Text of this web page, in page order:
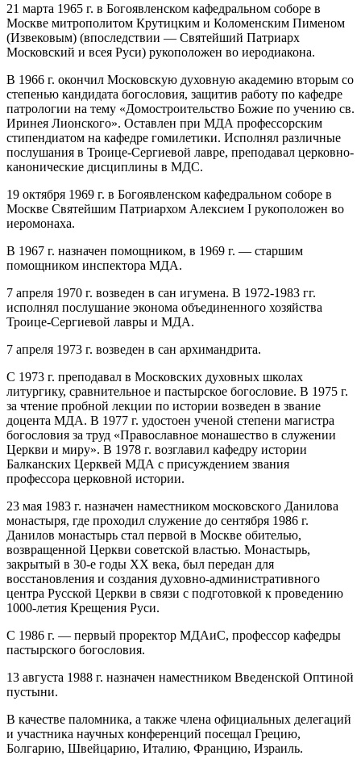
21 марта 1965 г. в Богоявленском кафедральном соборе в
Москве митрополитом Крутицким и Коломенским Пименом
(Извековым) (впоследствии — Святейший Патриарх
Московский и всея Руси) рукоположен во иеродиакона.
В 1966 г. окончил Московскую духовную академию вторым со
степенью кандидата богословия, защитив работу по кафедре
патрологии на тему «Домостроительство Божие по учению св.
Иринея Лионского». Оставлен при МДА профессорским
стипендиатом на кафедре гомилетики. Исполнял различные
послушания в Троице-Сергиевой лавре, преподавал церковно-
канонические дисциплины в МДС.
19 октября 1969 г. в Богоявленском кафедральном соборе в
Москве Святейшим Патриархом Алексием I рукоположен во
иеромонаха.
В 1967 г. назначен помощником, в 1969 г. — старшим
помощником инспектора МДА.
7 апреля 1970 г. возведен в сан игумена. В 1972-1983 гг.
исполнял послушание эконома объединенного хозяйства
Троице-Сергиевой лавры и МДА.
7 апреля 1973 г. возведен в сан архимандрита.
С 1973 г. преподавал в Московских духовных школах
литургику, сравнительное и пастырское богословие. В 1975 г.
за чтение пробной лекции по истории возведен в звание
доцента МДА. В 1977 г. удостоен ученой степени магистра
богословия за труд «Православное монашество в служении
Церкви и миру». В 1978 г. возглавил кафедру истории
Балканских Церквей МДА с присуждением звания
профессора церковной истории.
23 мая 1983 г. назначен наместником московского Данилова
монастыря, где проходил служение до сентября 1986 г.
Данилов монастырь стал первой в Москве обителью,
возвращенной Церкви советской властью. Монастырь,
закрытый в 30-е годы XX века, был передан для
восстановления и создания духовно-административного
центра Русской Церкви в связи с подготовкой к проведению
1000-летия Крещения Руси.
С 1986 г. — первый проректор МДАиС, профессор кафедры
пастырского богословия.
13 августа 1988 г. назначен наместником Введенской Оптиной
пустыни.
В качестве паломника, а также члена официальных делегаций
и участника научных конференций посещал Грецию,
Болгарию, Швейцарию, Италию, Францию, Израиль.